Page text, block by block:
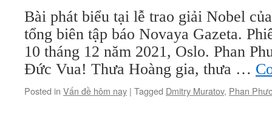
Bài phát biểu tại lễ trao giải Nobel
tổng biên tập báo Novaya Gazeta.
10 tháng 12 năm 2021, Oslo. Phan
Đức Vua! Thưa Hoàng gia, thưa …
Posted in Vấn đề hôm nay | Tagged Dmitry Muratov, Phan